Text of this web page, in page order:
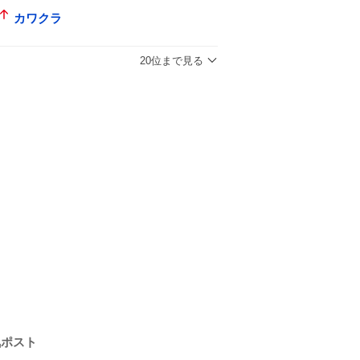
カワクラ
20位まで見る
スト